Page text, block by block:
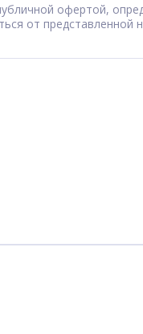
офертой,
от представленной